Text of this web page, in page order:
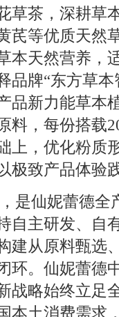
草茶，深耕草
芪等优质天然
本天然营养，
品牌“东方草
品新力能草本
料，每份搭载
上，优化粉质
极致产品体验
是仙妮蕾德全
自主研发、自
建从原料甄选
环。仙妮蕾德
战略始终立足
本土消费需求